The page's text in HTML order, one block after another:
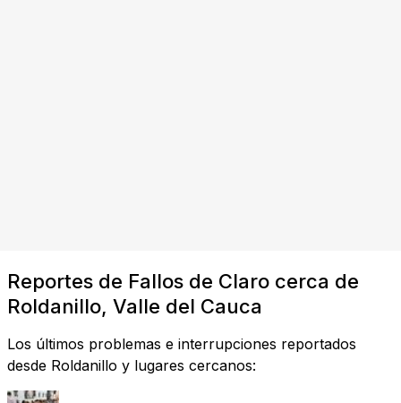
Reportes de Fallos de Claro cerca de
Roldanillo, Valle del Cauca
Los últimos problemas e interrupciones reportados
desde Roldanillo y lugares cercanos: